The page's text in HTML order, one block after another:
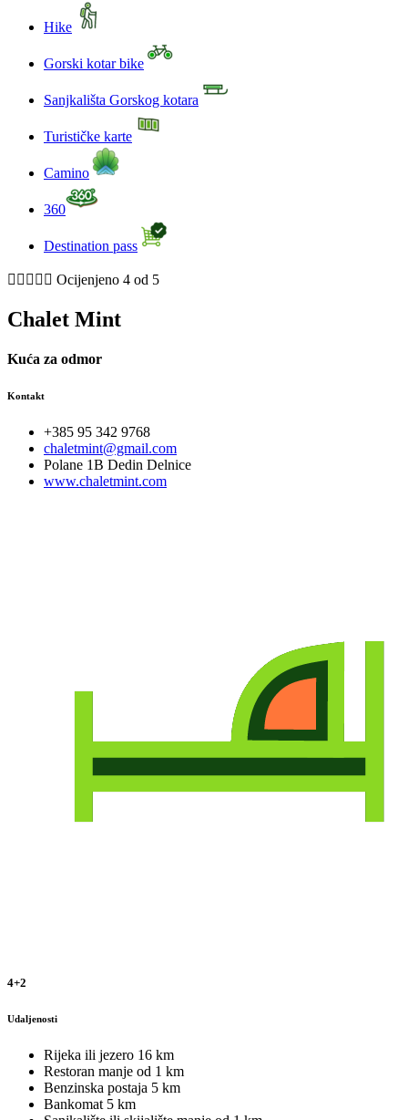
Hike
Gorski kotar bike
Sanjkališta Gorskog kotara
Turističke karte
Camino
360
Destination pass
     Ocijenjeno 4 od 5
Chalet Mint
Kuća za odmor
Kontakt
+385 95 342 9768
chaletmint@gmail.com
Polane 1B Dedin Delnice
www.chaletmint.com
4+2
Udaljenosti
Rijeka ili jezero 16 km
Restoran manje od 1 km
Benzinska postaja 5 km
Bankomat 5 km